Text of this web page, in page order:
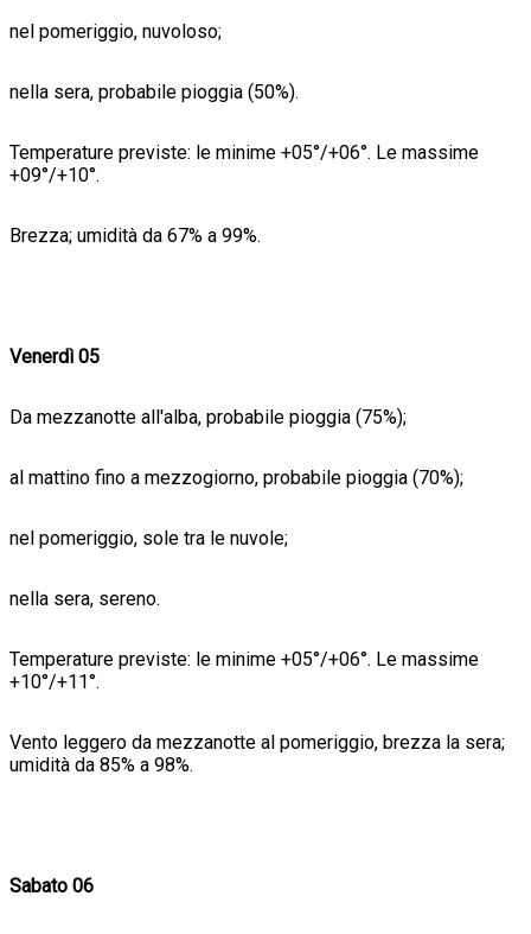
nel pomeriggio, nuvoloso;
nella sera, probabile pioggia (50%).
Temperature previste: le minime +05°/+06°. Le massime
+09°/+10°.
Brezza; umidità da 67% a 99%.
Venerdì 05
Da mezzanotte all'alba, probabile pioggia (75%);
al mattino fino a mezzogiorno, probabile pioggia (70%);
nel pomeriggio, sole tra le nuvole;
nella sera, sereno.
Temperature previste: le minime +05°/+06°. Le massime
+10°/+11°.
Vento leggero da mezzanotte al pomeriggio, brezza la sera;
umidità da 85% a 98%.
Sabato 06